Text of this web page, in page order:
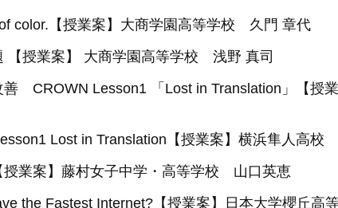
【授業案】大商学園高等学校 久門 章代
授業案】 大商学園高等学校 浅野 真司
CROWN Lesson1 「Lost in Translation」【授
Lost in Translation【授業案】横浜隼人高校
業案】藤村女子中学・高等学校 山口英恵
Fastest Internet?【授業案】日本大学櫻丘高